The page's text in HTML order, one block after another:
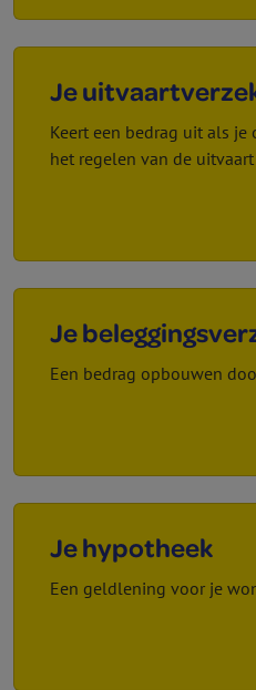
Je
Keert een bedrag uit als
het regelen van de uitvaart
Je
Een bedrag opbouwen
Je hypotheek
Een geldlening voor je